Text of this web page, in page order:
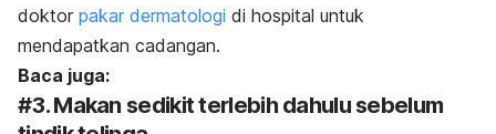
doktor pakar dermatologi di hospital untuk
mendapatkan cadangan.
Baca juga:
#3. Makan sedikit terlebih dahulu sebelum